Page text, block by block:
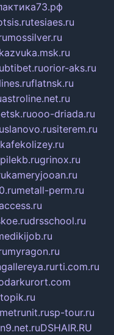
tesiaes.ru
mossilver.ru
orior-aks.ru
flatnsk.ru
astroline.net.ru
ooo-driada.ru
siterem.ru
kafekolizey.ru
grinox.ru
kameryjooan.ru
metall-perm.ru
drsschool.ru
myragon.ru
rti.com.ru
sp-tour.ru
DSHAIR.RU